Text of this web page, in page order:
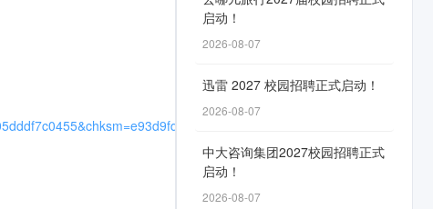
启动！
2026-08-07
迅雷 2027 校园招聘正式启动！
2026-08-07
中大咨询集团2027校园招聘正式
启动！
2026-08-07